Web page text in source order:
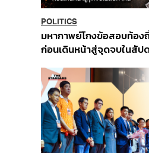
POLITICS
มหากาพย์โกงข้อสอบท้อง
ก่อนเดินหน้าสู่จุดจบในสัป